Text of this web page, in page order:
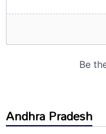
Andhra Pradesh